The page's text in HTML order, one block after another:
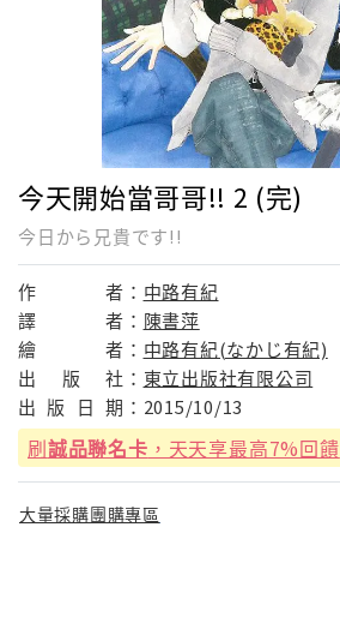
今天開始當哥哥!! 2 (完)
今日から兄貴です!!
作 者： 中路有紀
譯
者： 陳書萍
繪
者： 中路有紀(なかじ有紀)
出
版 社： 東立出版社有限公司
出 版 日 期： 2015/10/13
刷誠品聯名卡 ，天天享最高7%回饋
大量採購團購專區